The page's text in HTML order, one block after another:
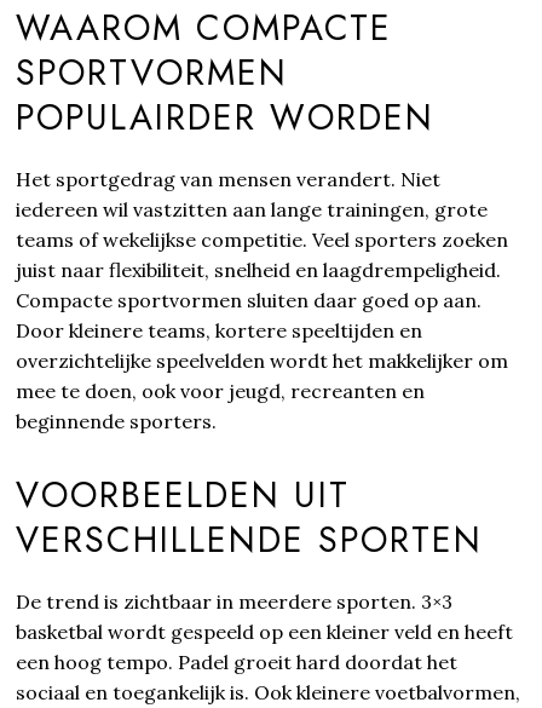
WAAROM COMPACTE
SPORTVORMEN
POPULAIRDER WORDEN
Het sportgedrag van mensen verandert. Niet
iedereen wil vastzitten aan lange trainingen, grote
teams of wekelijkse competitie. Veel sporters zoeken
juist naar flexibiliteit, snelheid en laagdrempeligheid.
Compacte sportvormen sluiten daar goed op aan.
Door kleinere teams, kortere speeltijden en
overzichtelijke speelvelden wordt het makkelijker om
mee te doen, ook voor jeugd, recreanten en
beginnende sporters.
VOORBEELDEN UIT
VERSCHILLENDE SPORTEN
De trend is zichtbaar in meerdere sporten. 3×3
basketbal wordt gespeeld op een kleiner veld en heeft
een hoog tempo. Padel groeit hard doordat het
sociaal en toegankelijk is. Ook kleinere voetbalvormen,